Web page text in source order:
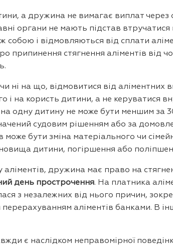
а дружина не вимагає виплат через
органи не мають підстав втручатися
собою і відмовляються від сплати
припинення стягнення аліментів від
на що, відмовитися від аліментних
і на користь дитини, а не керуватися
одну дитину не може бути меншим за
судовим рішенням або за
може бути зміна матеріального чи
дитини, погіршення або
дружина має право на
день прострочення. На платника
з незалежних від нього причин,
аліментів банками. В
є наслідком неправомірної